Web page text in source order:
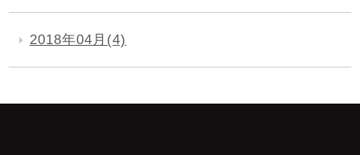
2018年04月(4)